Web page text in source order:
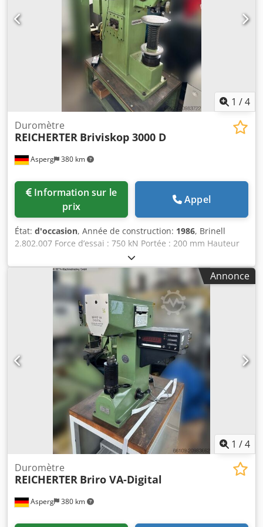
1 /4
Asperg 380 km
Duromètre
REICHERTER Briviskop 3000 D
prix
Appel
État: d'occasion, Année de construction: 1986, Brinell
2.802.007 Force d’essai : 750 kN Portée : 200 mm Hauteur
d’essai : 14 mm Contrôle : Stiefelmayer Poids de la
machine : environ 620 kg Encombrement :
environ 360 x 840 x 1250 mm Version A, taille 1 Force
d’essai : 750 kN Type d’application de la force : charge par
ressort en kN Précharge : max. 300 kN Portée : 200 mm
Hauteur d’essai : 14 mm Cedpfx Aeyan Smjbxerf Tension :
380/220 V Type de courant : 50 Hz Accessoires et
équipements spéciaux : - Électronique de mesure de la
dureté Brinell-Vickers, type 2.802.007 - Protection contre
l’éblouissement pour l’appareil d’essai sur écran mat
Encombrement : 360 x 840 x 1250 mm Poids :
environ 620 kg
Annonce
1 /4
Asperg 380 km
Duromètre
REICHERTER Briro VA-Digital